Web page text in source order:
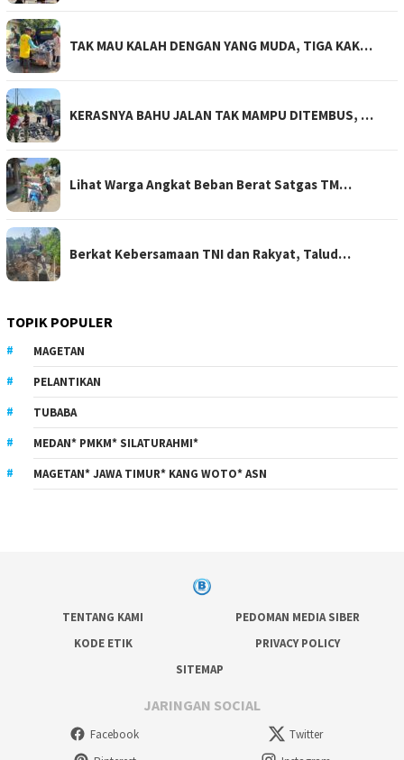
TAK MAU KALAH DENGAN YANG MUDA, TIGA KAK…
KERASNYA BAHU JALAN TAK MAMPU DITEMBUS, …
Lihat Warga Angkat Beban Berat Satgas TM…
Berkat Kebersamaan TNI dan Rakyat, Talud…
TOPIK POPULER
MAGETAN
PELANTIKAN
TUBABA
MEDAN* PMKM* SILATURAHMI*
MAGETAN* JAWA TIMUR* KANG WOTO* ASN
TENTANG KAMI
PEDOMAN MEDIA SIBER
KODE ETIK
PRIVACY POLICY
SITEMAP
JARINGAN SOCIAL
Facebook
Twitter